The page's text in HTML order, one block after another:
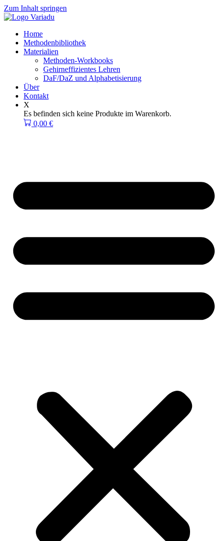
Zum Inhalt springen
Home
Methodenbibliothek
Materialien
Methoden-Workbooks
Gehirneffizientes Lehren
DaF/DaZ und Alphabetisierung
Über
Kontakt
X
Es befinden sich keine Produkte im Warenkorb.
0,00 €